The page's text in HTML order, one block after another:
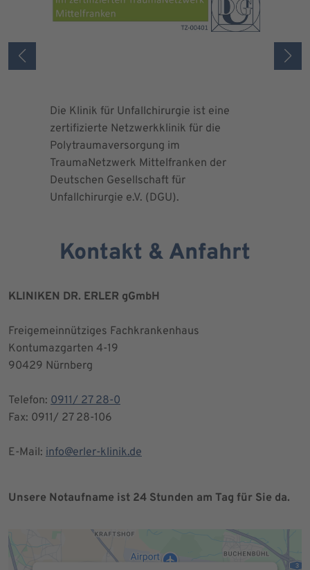
Die Klinik für Unfallchirurgie ist eine
zertifizierte Netzwerkklinik für die
Polytraumaversorgung im
TraumaNetzwerk Mittelfranken der
Deutschen Gesellschaft für
Unfallchirurgie e.V. (DGU).
Kontakt & Anfahrt
KLINIKEN DR. ERLER gGmbH
Freigemeinnütziges Fachkrankenhaus
Kontumazgarten 4-19
90429 Nürnberg
Telefon: 0911/ 27 28-0
Fax: 0911/ 27 28-106
E-Mail: info@erler-klinik.de
Unsere Notaufname ist 24 Stunden am Tag für Sie da.